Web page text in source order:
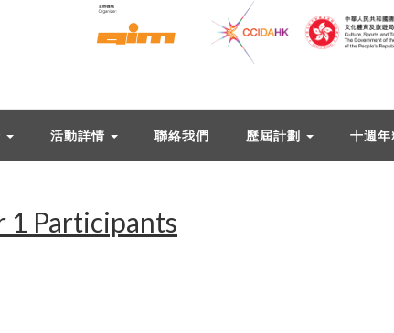
活動詳情 聯絡我們 歷屆計劃 十週
1 Participants